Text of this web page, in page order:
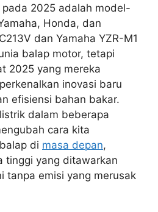
2025 adalah model-
Honda, dan
dan Yamaha YZR-M1
balap motor, tetapi
2025 yang mereka
inovasi baru
efisiensi bahan bakar.
dalam beberapa
cara kita
di masa depan,
tinggi yang ditawarkan
tanpa emisi yang merusak